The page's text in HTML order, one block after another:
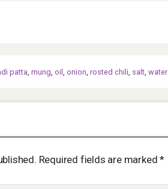
patta, mung, oil , onion, rosted chili, salt, water
Required fields are marked*